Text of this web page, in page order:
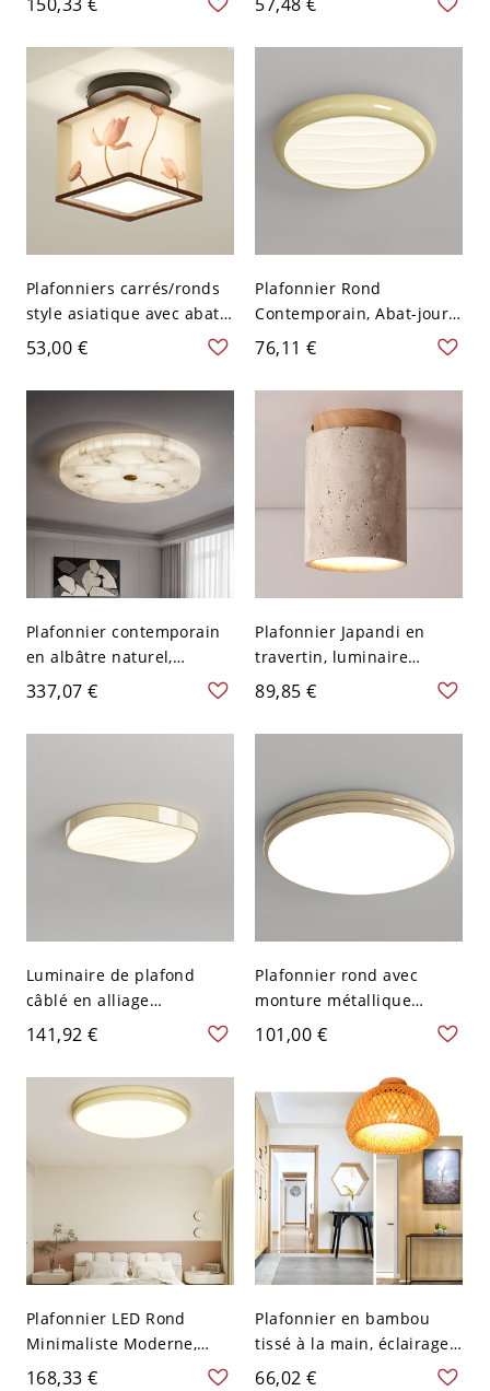
120 V 1
chambre et couloir - Beige
110 V-120 V Rond
Plafonniers carrés/ronds
style asiatique avec abat-
jour en tissu pour entrée -
Carré 110 V-120 V Lotus
53,00 €
Plafonnier Rond
Contemporain, Abat-jour
Acrylique Texturé Vague,
Monture Métallique -
Beige 110 V-120 V 22,86
76,11 €
Plafonnier contemporain
en albâtre naturel,
luminaire en pierre
translucide pour plafonds
bas - Beige 110 V-120 V
337,07 €
Plafonnier Japandi en
travertin, luminaire
cylindrique en pierre
naturelle avec base en
bois - Beige 110 V-120 V
89,85 €
Luminaire de plafond
câblé en alliage
symétrique avec abat-jour
en acrylique adapté pour
LED - Beige 110 V-120 V
30,48 cm
141,92 €
Plafonnier rond avec
monture métallique
encastrée et abat-jour en
PMMA - Beige 110 V-120 V
40,64 cm Gradation à trois
niveaux
101,00 €
Plafonnier LED Rond
Minimaliste Moderne,
Lampe Acrylique
168,33 €
Plafonnier en bambou
tissé à la main, éclairage
cage dôme bohème pour
66,02 €